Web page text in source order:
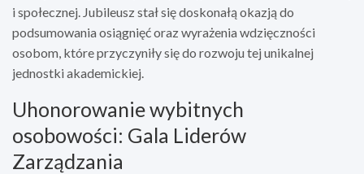
i społecznej. Jubileusz stał się doskonałą okazją do
podsumowania osiągnięć oraz wyrażenia wdzięczności
osobom, które przyczyniły się do rozwoju tej unikalnej
jednostki akademickiej.
Uhonorowanie wybitnych
osobowości: Gala Liderów
Zarządzania